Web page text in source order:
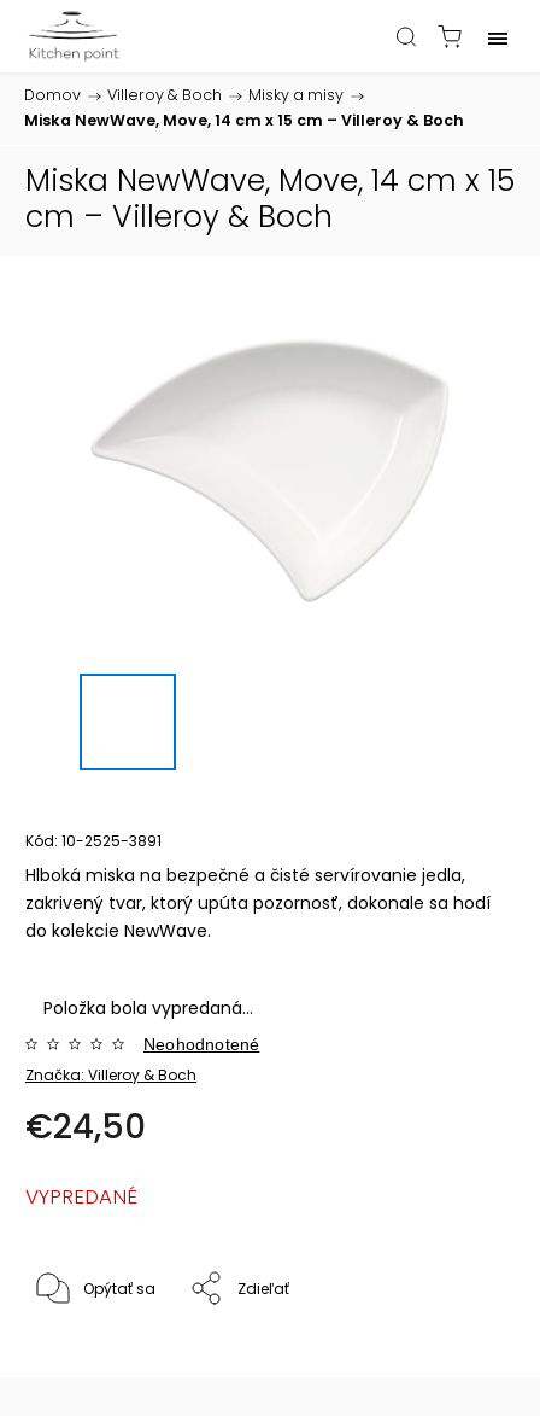
Domov / Villeroy & Boch / Misky a misy /
Miska NewWave, Move, 14 cm x 15 cm – Villeroy & Boch
Miska NewWave, Move, 14 cm x 15
cm – Villeroy & Boch
Kód: 10-2525-3891
Hlboká miska na bezpečné a čisté servírovanie jedla,
zakrivený tvar, ktorý upúta pozornosť, dokonale sa hodí
do kolekcie NewWave.
Položka bola vypredaná…
Značka: Villeroy & Boch
Neohodnotené
€24,50
VYPREDANÉ
Opýtať sa Zdieľať